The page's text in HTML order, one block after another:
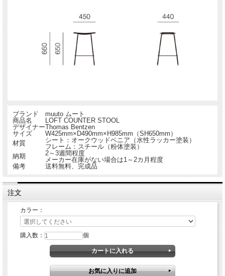
ブランド
muuto ムート
商品名
LOFT COUNTER STOOL
デザイナーThomas Bentzen
サイズ
W425mm×D490mm×H985mm（SH650mm）
材質
シート：オークウッドベニア（水性ラッカー塗装）
フレーム：スチール（粉体塗装）
納期
2～3週間程度
メーカー在庫がない場合は1～2カ月程度
備考
送料無料、完成品
注文
カラー：
購入数： 個